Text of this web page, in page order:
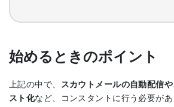
始めるときのポイント
上記の中で、 スカウトメールの自動配信
スト化など、コンスタントに行う必要が